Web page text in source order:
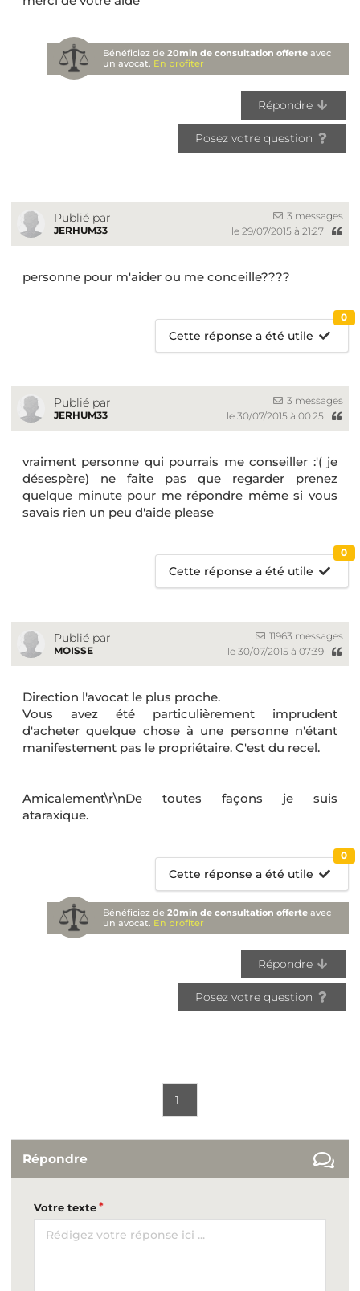
Bénéficiez de20min de consultation offerte avec
un avocat. En profiter
Répondre
Posez votre question
Publié par
JERHUM33
3 messages
le 29/07/2015 à 21:27
personne pour m'aider ou me conceille????
Cette réponse a été utile
0
Publié par
JERHUM33
3 messages
le 30/07/2015 à 00:25
vraiment personne qui pourrais me conseiller :'( je
désespère) ne faite pas que regarder prenez
quelque minute pour me répondre même si vous
savais rien un peu d'aide please
Cette réponse a été utile
0
Publié par
MOISSE
11963 messages
le 30/07/2015 à 07:39
Direction l'avocat le plus proche.
Vous avez été particulièrement imprudent
d'acheter quelque chose à une personne n'étant
manifestement pas le propriétaire. C'est du recel.
Amicalement\r\nDe toutes façons je suis
ataraxique.
Cette réponse a été utile
0
Bénéficiez de20min de consultation offerte avec
un avocat. En profiter
Répondre
Posez votre question
1
Répondre
Votre texte